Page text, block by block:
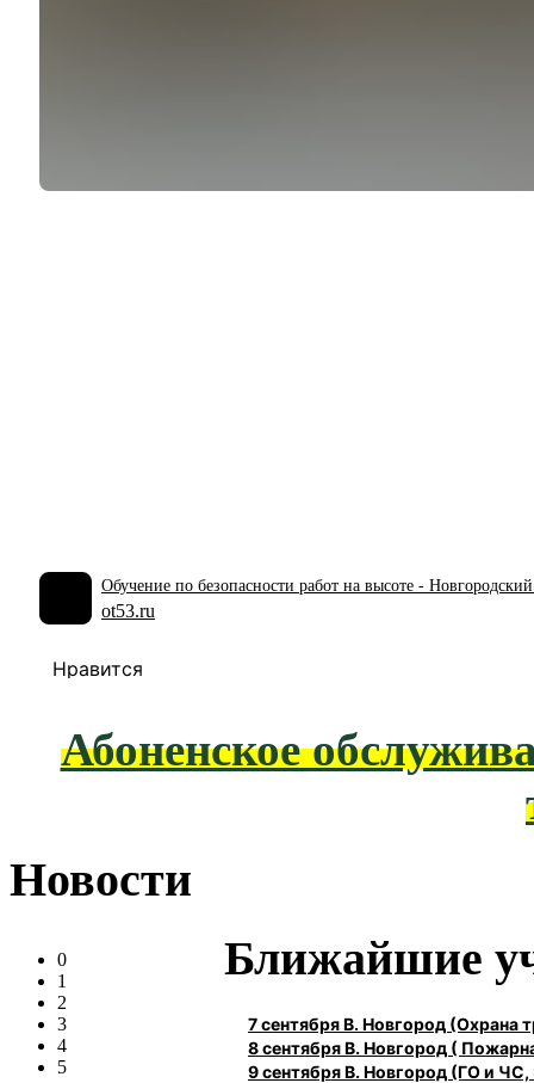
Обучение по безопасности работ на высоте -
ot53.ru
Нравится
Абоненское
Новости
0
1
2
3
4
5
Ближайшие
7 сентября В. Новгород
8 сентября В. Новгород (
9 сентября В. Новгород (ГО и ЧС,